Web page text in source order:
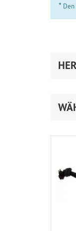
* Den